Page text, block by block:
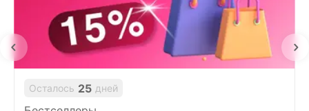
Осталось 25 дней